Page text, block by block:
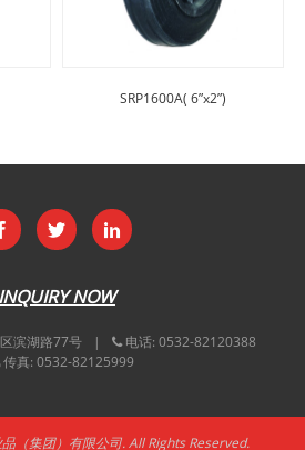
SRP1600A( 6”x2”)
INQUIRY NOW
滨湖路77号 电话: 0532-82120388
传真: 0532-82125999
（集团）有限公司. All Rights Reserved.